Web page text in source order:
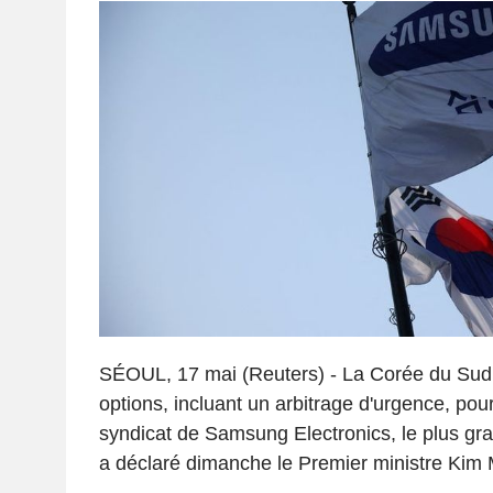
SÉOUL, 17 mai (Reuters) - La Corée du
options, incluant un arbitrage d'urgence,
syndicat de Samsung Electronics, le plus
a déclaré dimanche le Premier ministre Kim